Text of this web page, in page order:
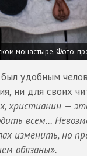
монастыре. Фото:
удобным
ни для своих
христианин —
всем…
изменить, но
обязаны».